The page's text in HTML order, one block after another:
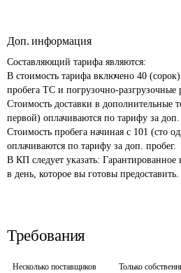
Доп. информация
Составляющий тарифа являются:
В стоимость тарифа включено 40
пробега ТС и погрузочно-разгрузочные
Стоимость доставки в дополнительные
первой) оплачиваются по тарифу за доп.
Стоимость пробега начиная с 101 (сто
оплачиваются по тарифу за доп. пробег.
В КП следует указать: Гарантированное
Требования
Несколько поставщиков Только